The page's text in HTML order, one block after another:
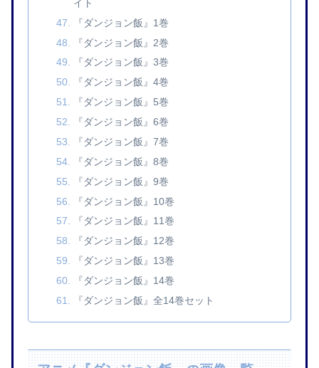
イト
『ダンジョン飯』1巻
『ダンジョン飯』2巻
『ダンジョン飯』3巻
『ダンジョン飯』4巻
『ダンジョン飯』5巻
『ダンジョン飯』6巻
『ダンジョン飯』7巻
『ダンジョン飯』8巻
『ダンジョン飯』9巻
『ダンジョン飯』10巻
『ダンジョン飯』11巻
『ダンジョン飯』12巻
『ダンジョン飯』13巻
『ダンジョン飯』14巻
『ダンジョン飯』全14巻セット